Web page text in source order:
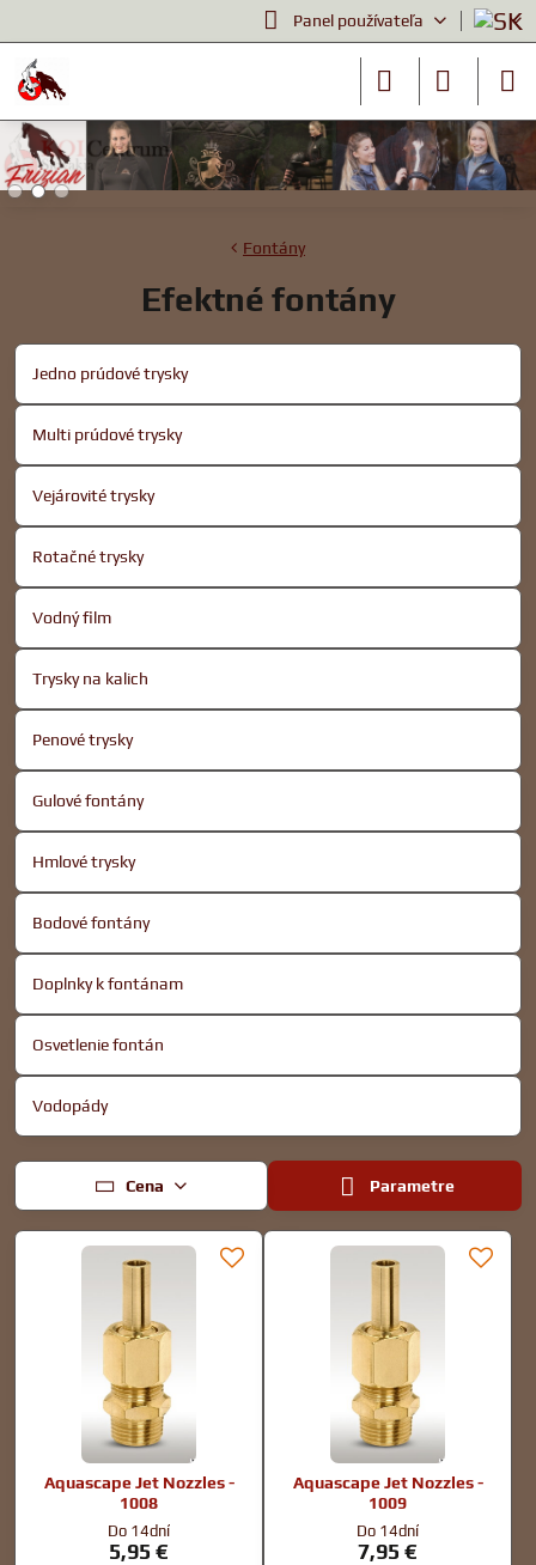
Panel používateľa
Fontány
Efektné fontány
Jedno prúdové trysky
Multi prúdové trysky
Vejárovité trysky
Rotačné trysky
Vodný film
Trysky na kalich
Penové trysky
Gulové fontány
Hmlové trysky
Bodové fontány
Doplnky k fontánam
Osvetlenie fontán
Vodopády
Cena Parametre
Aquascape Jet Nozzles -
1008
Do 14dní
5,95 €
Aquascape Jet Nozzles -
1009
Do 14dní
7,95 €